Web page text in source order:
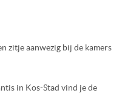
zitje aanwezig bij de kamers
in Kos-Stad vind je de